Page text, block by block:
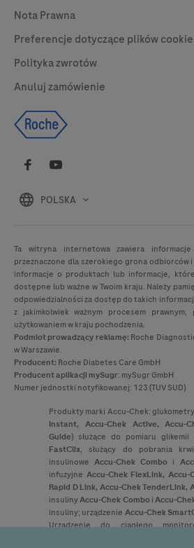
POLSKA
Nota Prawna
Preferencje dotyczące plików cookie
Polityka zwrotów
Anuluj zamówienie
Ta witryna internetowa zawiera
przeznaczone dla szerokiego grona odbiorców i
informacje o produktach lub informacje,
dostępne lub ważne w Twoim kraju. Należy
odpowiedzialności za dostęp do takich
z jakimkolwiek ważnym procesem
użytkowaniem w kraju pochodzenia.
Podmiot prowadzący reklamę: Roche
w Warszawie.
Producent: Roche Diabetes Care GmbH
Producentaplikacji mySugr: mySugr GmbH
Numer jednostki notyfikowanej: 123 (TUV SUD)
Produkty marki Accu-Chek:
Instant, Accu-ChekActive,Accu-
Guide) służące do pomiaru glikemii
FastClix, służący do pobrania
insulinowe Accu-Chek Combo i
infuzyjne Accu-ChekFlexLink, Accu-
Rapid D Link, Accu-ChekTenderLink,
insulinyAccu-ChekCombo iAccu-
insuliny; urządzenie Accu-Chek
Urządzenie do ciągłego